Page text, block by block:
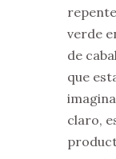
verde
de
que
claro,